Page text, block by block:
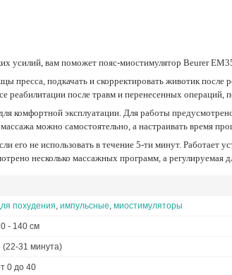
усилий, вам поможет пояс-миостимулятор Beurer
реабилитации после травм и перенесенных
можно самостоятельно, а настраивать время
несколько массажных программ, а регулируемая
похудения импульсные миостимуляторы
- 140 см
(22-31 минута)
0 до 40